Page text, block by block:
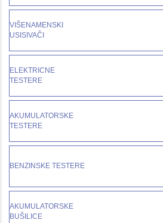
VIŠENAMENSKI
USISIVAČI
ELEKTRICNE
TESTERE
AKUMULATORSKE
TESTERE
BENZINSKE TESTERE
AKUMULATORSKE
BUŠILICE